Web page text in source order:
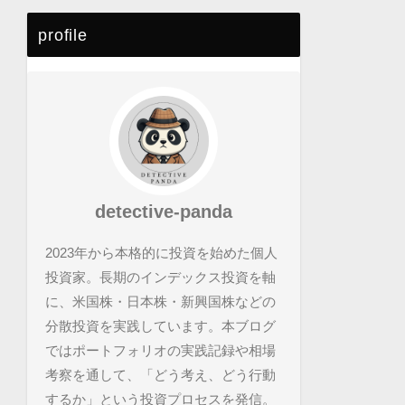
profile
detective-panda
2023年から本格的に投資を始めた個人
投資家。長期のインデックス投資を軸
に、米国株・日本株・新興国株などの
分散投資を実践しています。本ブログ
ではポートフォリオの実践記録や相場
考察を通して、「どう考え、どう行動
するか」という投資プロセスを発信。